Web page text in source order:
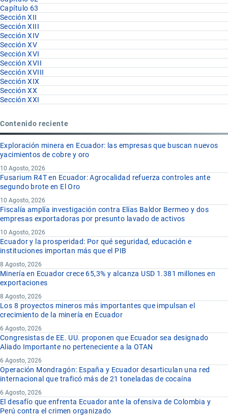
Capítulo 63
Sección XII
Sección XIII
Sección XIV
Sección XV
Sección XVI
Sección XVII
Sección XVIII
Sección XIX
Sección XX
Sección XXI
Contenido reciente
Exploración minera en Ecuador: las empresas que buscan nuevos
yacimientos de cobre y oro
10 Agosto, 2026
Fusarium R4T en Ecuador: Agrocalidad refuerza controles ante
segundo brote en El Oro
10 Agosto, 2026
Fiscalía amplía investigación contra Elías Baldor Bermeo y dos
empresas exportadoras por presunto lavado de activos
10 Agosto, 2026
Ecuador y la prosperidad: Por qué seguridad, educación e
instituciones importan más que el PIB
8 Agosto, 2026
Minería en Ecuador crece 65,3% y alcanza USD 1.381 millones en
exportaciones
8 Agosto, 2026
Los 8 proyectos mineros más importantes que impulsan el
crecimiento de la minería en Ecuador
6 Agosto, 2026
Congresistas de EE. UU. proponen que Ecuador sea designado
Aliado Importante no perteneciente a la OTAN
6 Agosto, 2026
Operación Mondragón: España y Ecuador desarticulan una red
internacional que traficó más de 21 toneladas de cocaína
6 Agosto, 2026
El desafío que enfrenta Ecuador ante la ofensiva de Colombia y
Perú contra el crimen organizado